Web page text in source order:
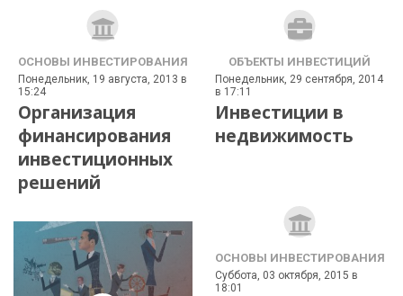
ОСНОВЫ ИНВЕСТИРОВАНИЯ
Понедельник, 19 августа, 2013 в
15:24
Организация
финансирования
инвестиционных
решений
ОБЪЕКТЫ ИНВЕСТИЦИЙ
Понедельник, 29 сентября, 2014
в 17:11
Инвестиции в
недвижимость
ОСНОВЫ ИНВЕСТИРОВАНИЯ
Суббота, 03 октября, 2015 в
18:01